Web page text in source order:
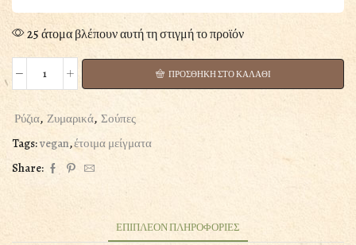
25 άτομα βλέπουν αυτή τη στιγμή το προϊόν
ΧΟΡΤΟΣΟΥΠΑ
ΟΛΙΚΗΣ,
Vegetable
Soup
ΑΝΘΗΛΗ
ΠΡΟΣΘΗΚΗ ΣΤΟ ΚΑΛΑΘΙ
Ρύζια, Ζυμαρικά, Σούπες
Tags:vegan,έτοιμα μείγματα
Share:
ΕΠΙΠΛΕΟΝ ΠΛΗΡΟΦΟΡΙΕΣ